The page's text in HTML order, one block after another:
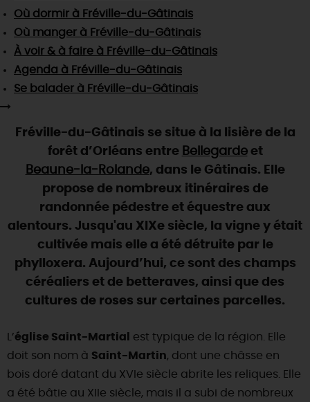
TOUTES LES ACTIVITÉS
Visitesgourmandeset
créatives
Vins etvignobles
Chic, une aire de pique-nique
Par ici les guinguettes
Que rapporter du Loiret ?
TOUT L'ART DE VIVRE
Des vacances auprès des animaux 🐎
(re)Découvrir les coulisses de la Faïencerie de
Gien !
Expérimenterles parcours Baludik
Rendez-vous de la nature en 2026
Des sorties en famille dans le Loiret !
Programme des animations "Loiret au fil de l'eau"
2026
Où sortir ?
AUJOURD'HUI
DEMAIN
CE WEEK-END
SE REPÉRER, SE DÉPLACER
INFOS &SERVICES
RÉSERVERMAINTENANT
Où dormir à Fréville-du-Gâtinais
Où manger à Fréville-du-Gâtinais
À voir & à faire à Fréville-du-Gâtinais
Agenda à Fréville-du-Gâtinais
Se balader à Fréville-du-Gâtinais
Fréville-du-Gâtinais se situe à la lisière de la
forêt d’Orléans entre Bellegardeet
Beaune-la-Rolande, dans le Gâtinais. Elle
propose de nombreux itinéraires de
randonnée pédestre et équestre aux
alentours. Jusqu'au XIXe siècle, la vigne y était
cultivée mais elle a été détruite par le
phylloxera. Aujourd’hui, ce sont des champs
céréaliers et de betteraves, ainsi que des
cultures de roses sur certaines parcelles.
L’église Saint-Martial
est typique de la région. Elle
doit son nom à Saint-Martin, dont une châsse en
bois doré datant du XVIe siècle abrite les reliques. Elle
a été bâtie au XIIe siècle, mais il a subi de nombreux